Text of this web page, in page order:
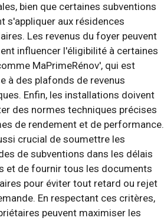
bien que certaines subventions
s'appliquer aux résidences
Les revenus du foyer peuvent
influencer l'éligibilité à certaines
MaPrimeRénov', qui est
à des plafonds de revenus
Enfin, les installations doivent
des normes techniques précises
de rendement et de performance.
crucial de soumettre les
de subventions dans les délais
et de fournir tous les documents
pour éviter tout retard ou rejet
En respectant ces critères,
peuvent maximiser les